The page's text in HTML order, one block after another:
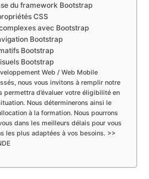
du framework Bootstrap
CSS
avec Bootstrap
Bootstrap
Bootstrap
Bootstrap
Web / Web Mobile
nous vous invitons à remplir notre
permettra d’évaluer votre éligibilité en
Nous déterminerons ainsi le
à la formation. Nous pourrons
dans les meilleurs délais pour vous
les plus adaptées à vos besoins. >>